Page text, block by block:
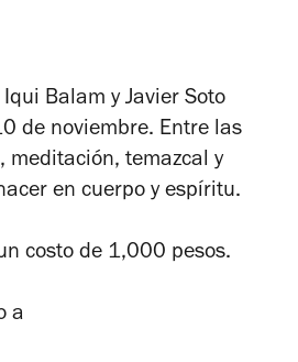
Balam y Javier Soto
de noviembre. Entre las
meditación, temazcal y
en cuerpo y espíritu.
costo de 1,000 pesos.
a